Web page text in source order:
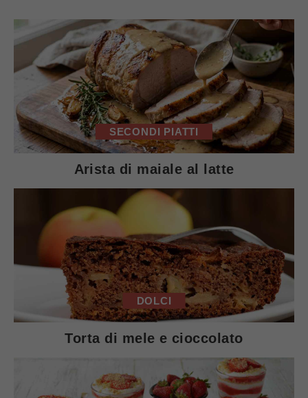
SECONDI PIATTI
Arista di maiale al latte
DOLCI
Torta di mele e cioccolato